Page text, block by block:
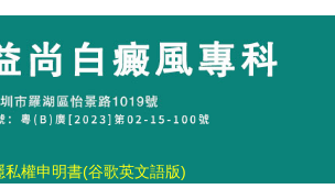
私權申明書(谷歌英文語版)